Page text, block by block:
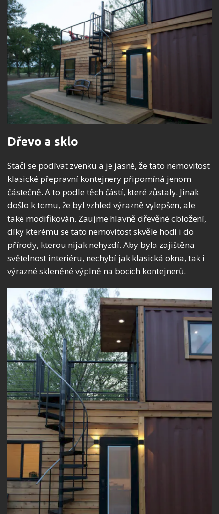
Dřevo a sklo
Stačí se podívat zvenku a je jasné, že tato nemovitost
klasické přepravní kontejnery připomíná jenom
částečně. A to podle těch částí, které zůstaly. Jinak
došlo k tomu, že byl vzhled výrazně vylepšen, ale
také modifikován. Zaujme hlavně dřevěné obložení,
díky kterému se tato nemovitost skvěle hodí i do
přírody, kterou nijak nehyzdí. Aby byla zajištěna
světelnost interiéru, nechybí jak klasická okna, tak i
výrazné skleněné výplně na bocích kontejnerů.